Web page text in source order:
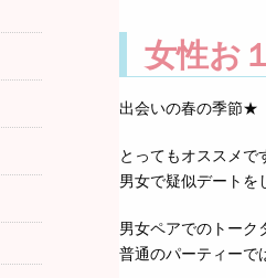
女性お
出会いの春の季節★
とってもオススメで
男女で疑似デートを
男女ペアでのトーク
普通のパーティーで